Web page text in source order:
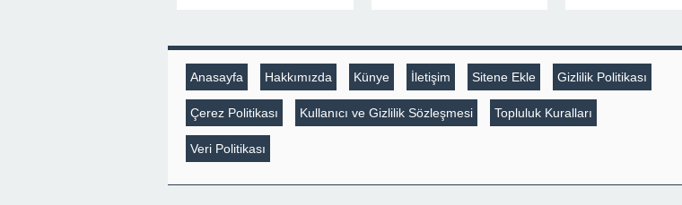
Anasayfa Hakkımızda Künye İletişim Sitene Ekle Gizlilik Politikası
Çerez Politikası Kullanıcı ve Gizlilik Sözleşmesi Topluluk Kuralları
Veri Politikası